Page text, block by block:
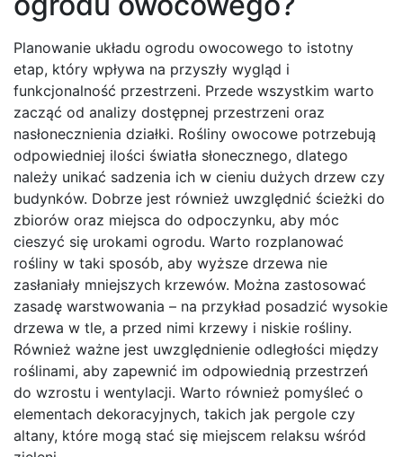
Planowanie układu ogrodu owocowego to istotny
etap, który wpływa na przyszły wygląd i
funkcjonalność przestrzeni. Przede wszystkim warto
zacząć od analizy dostępnej przestrzeni oraz
nasłonecznienia działki. Rośliny owocowe potrzebują
odpowiedniej ilości światła słonecznego, dlatego
należy unikać sadzenia ich w cieniu dużych drzew czy
budynków. Dobrze jest również uwzględnić ścieżki do
zbiorów oraz miejsca do odpoczynku, aby móc
cieszyć się urokami ogrodu. Warto rozplanować
rośliny w taki sposób, aby wyższe drzewa nie
zasłaniały mniejszych krzewów. Można zastosować
zasadę warstwowania – na przykład posadzić wysokie
drzewa w tle, a przed nimi krzewy i niskie rośliny.
Również ważne jest uwzględnienie odległości między
roślinami, aby zapewnić im odpowiednią przestrzeń
do wzrostu i wentylacji. Warto również pomyśleć o
elementach dekoracyjnych, takich jak pergole czy
altany, które mogą stać się miejscem relaksu wśród